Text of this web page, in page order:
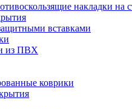
накладки на
вставками
из ПВХ
коврики